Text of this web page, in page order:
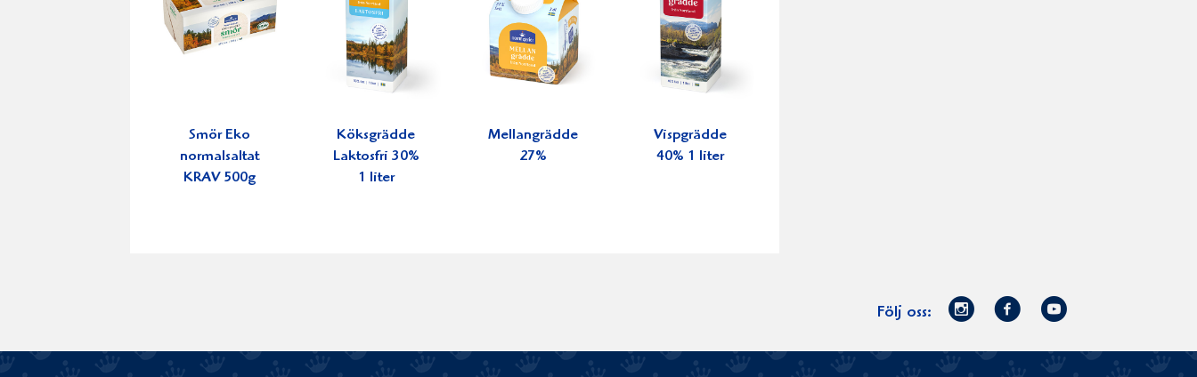
Smör Eko
normalsaltat
KRAV 500g
Köksgrädde
Laktosfri 30%
1 liter
Mellangrädde
27%
Vispgrädde
40% 1 liter
Följ oss:
Norrmejerier
Instagram
Facebook
Youtube